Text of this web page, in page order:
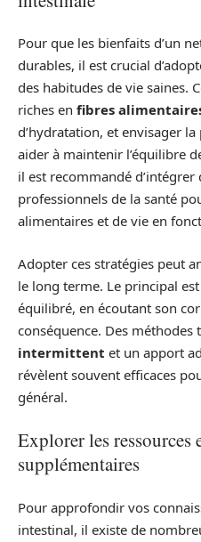
Pour que les bienfaits d’un
durables, il est crucial
des habitudes de vie saines.
riches en fibres
d’hydratation, et envisager la
aider à maintenir l’équilibre
il est recommandé
professionnels de la santé
alimentaires et de vie en
Adopter ces stratégies peut
le long terme. Le principal
équilibré, en écoutant son
conséquence. Des méthodes
intermittent et un apport
révèlent souvent efficaces
général.
Explorer les ressources
supplémentaires
Pour approfondir vos
intestinal, il existe de